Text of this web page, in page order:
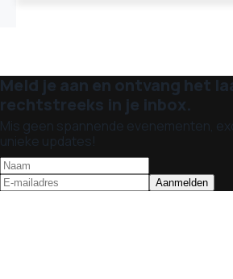
Meld je aan en ontvang het
rechtstreeks in je inbox.
Mis geen spannende evenementen,
unieke updates!